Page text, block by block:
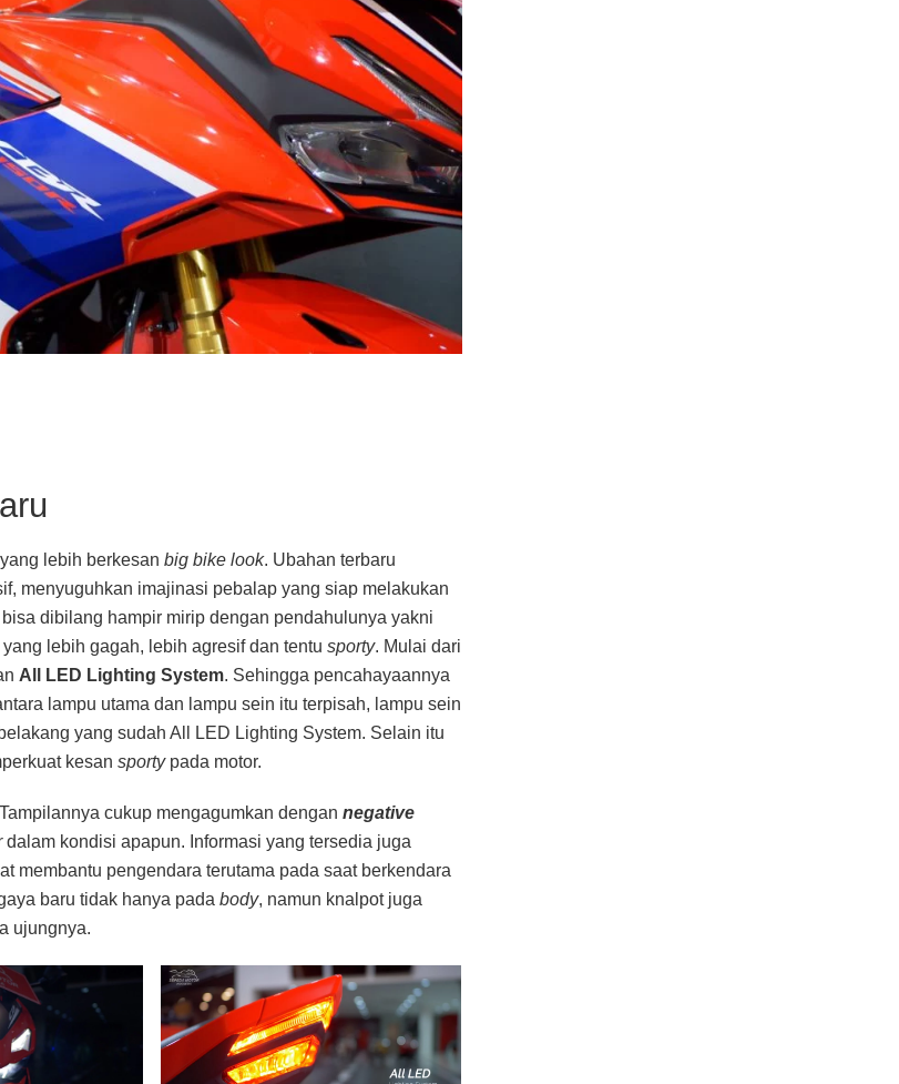
lebih berkesan big bike look. Ubahan terbaru
menyuguhkan imajinasi pebalap yang siap melakukan
dibilang hampir mirip dengan pendahulunya yakni
yang lebih gagah, lebih agresif dan tentu sporty. Mulai dari
All LED Lighting System. Sehingga pencahayaannya
lampu utama dan lampu sein itu terpisah, lampu sein
yang sudah All LED Lighting System. Selain itu
kesan sportypada motor.
cukup mengagumkan dengan negative
dalam kondisi apapun. Informasi yang tersedia juga
membantu pengendara terutama pada saat berkendara
baru tidak hanya pada body, namun knalpot juga
ujungnya.